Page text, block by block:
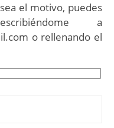
el motivo, puedes
a
o rellenando el